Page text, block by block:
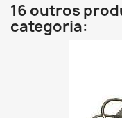
16 outros
categoria: